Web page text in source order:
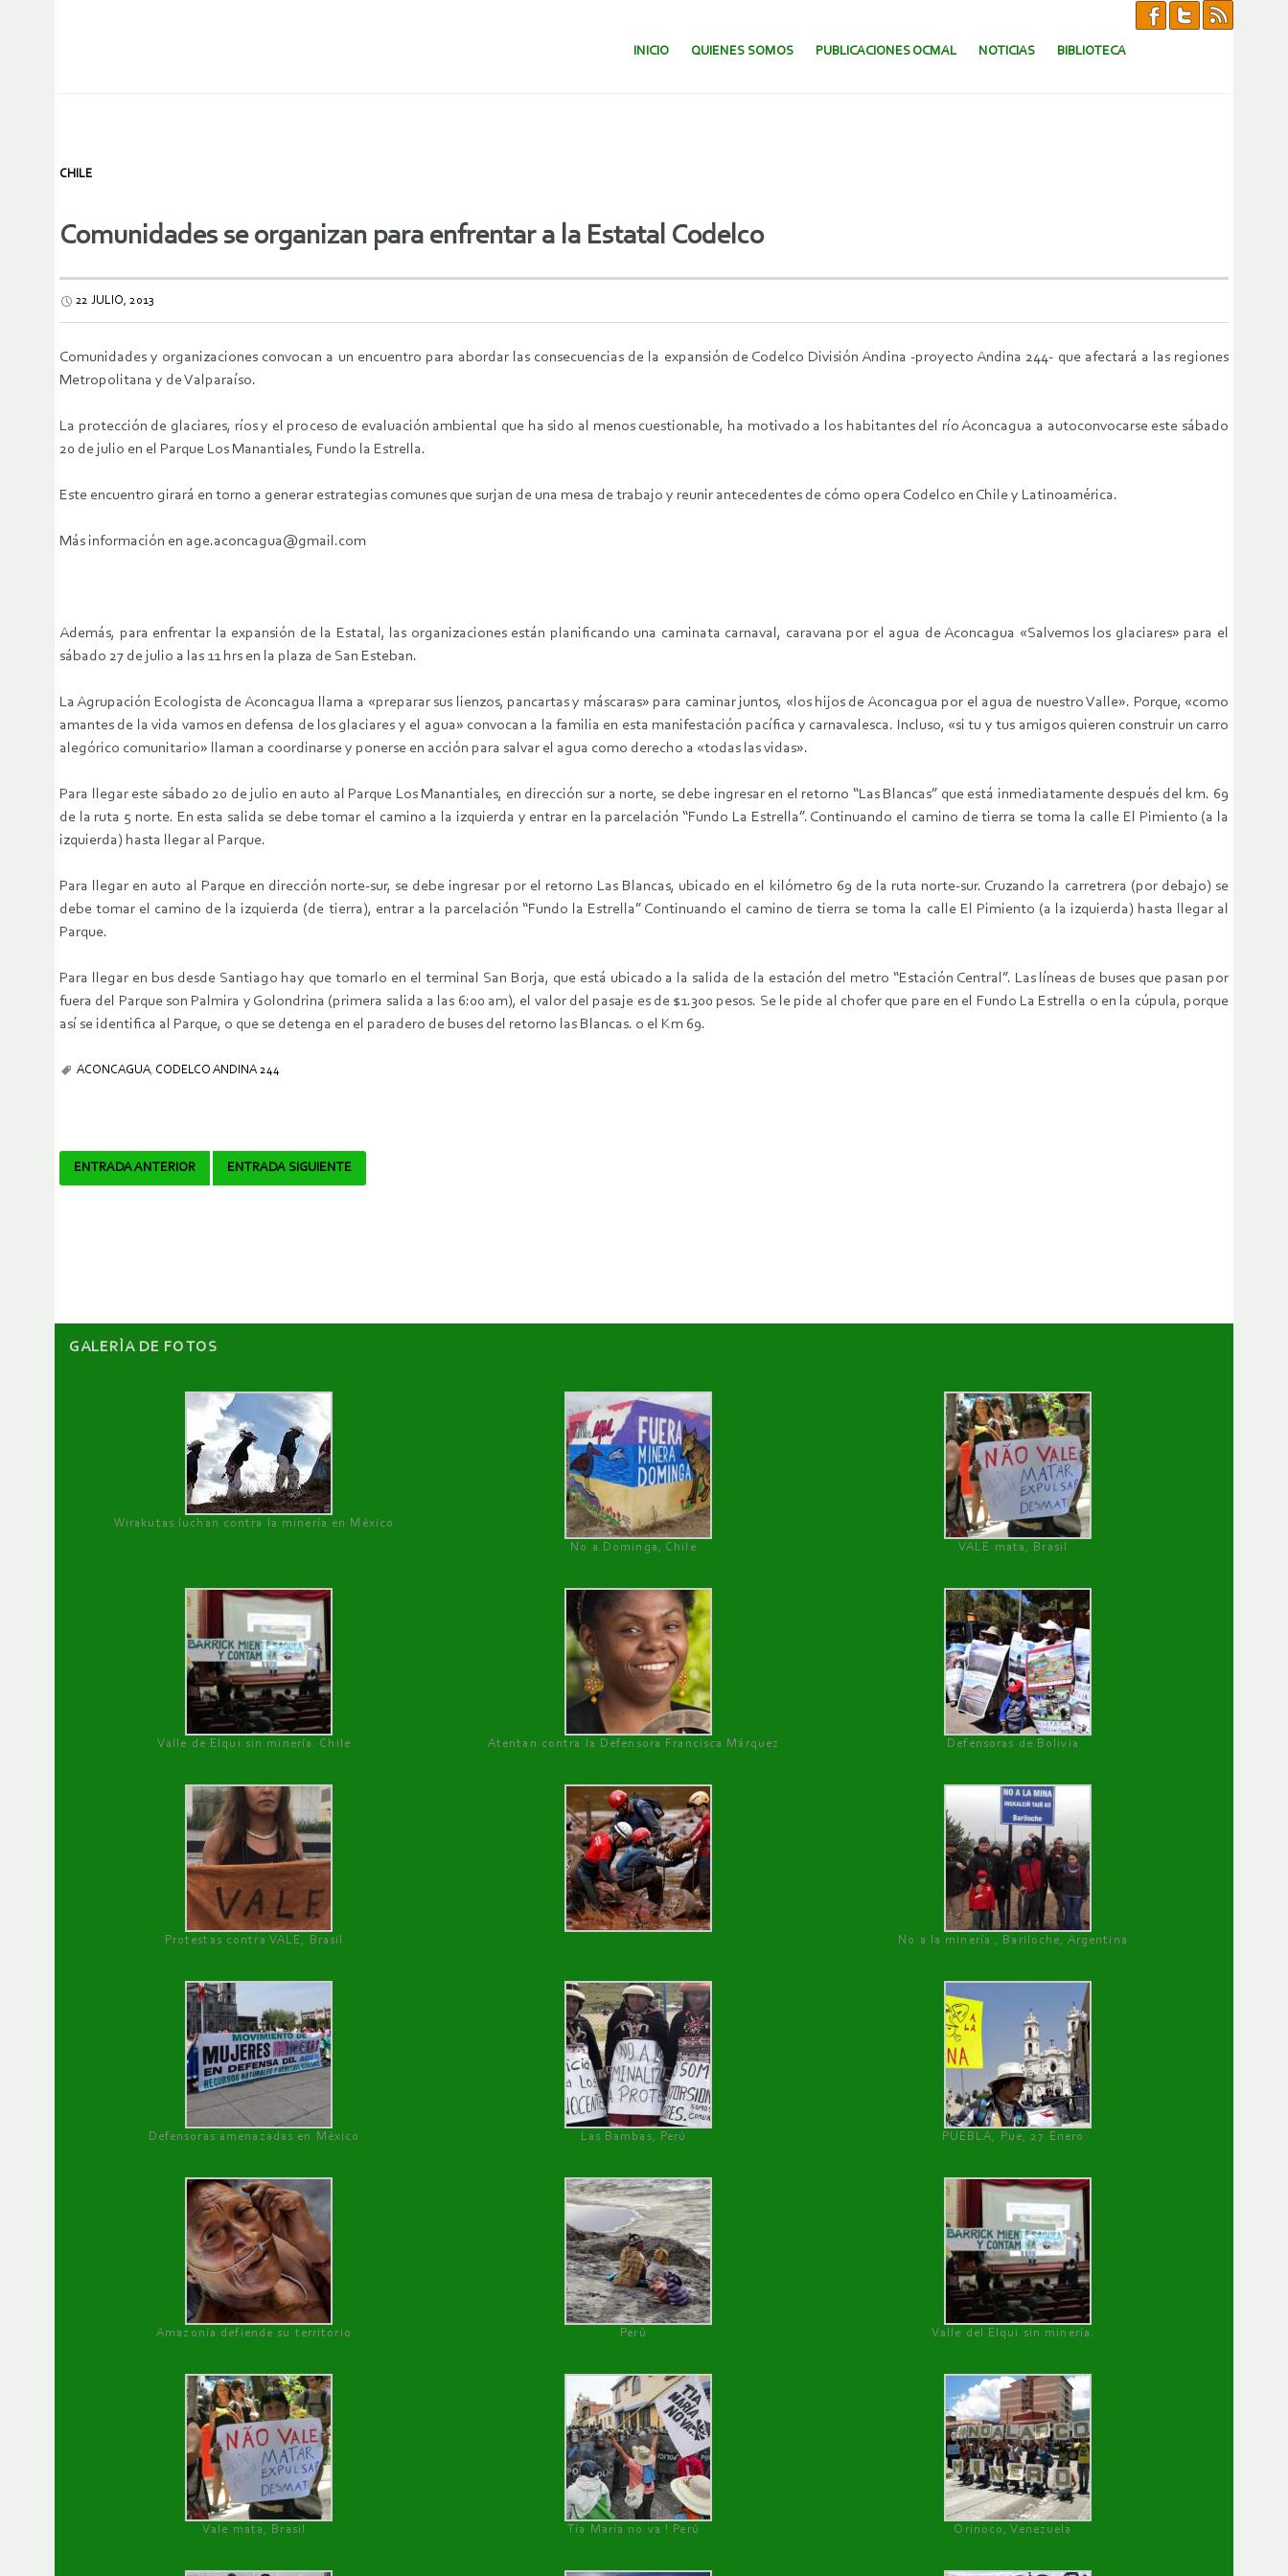
SALTAR AL CONTENIDO.
INICIO QUIENES SOMOS PUBLICACIONES OCMAL NOTICIAS BIBLIOTECA
CHILE
Comunidades se organizan para enfrentar a la Estatal Codelco
22 JULIO, 2013
Comunidades y organizaciones convocan a un encuentro para abordar las consecuencias de la expansión de Codelco División Andina -proyecto Andina 244- que afectará a las regiones
Metropolitana y de Valparaíso.
La protección de glaciares, ríos y el proceso de evaluación ambiental que ha sido al menos cuestionable, ha motivado a los habitantes del río Aconcagua a autoconvocarse este sábado
20 de julio en el Parque Los Manantiales, Fundo la Estrella.
Este encuentro girará en torno a generar estrategias comunes que surjan de una mesa de trabajo y reunir antecedentes de cómo opera Codelco en Chile y Latinoamérica.
Más información en age.aconcagua@gmail.com
Además, para enfrentar la expansión de la Estatal, las organizaciones están planificando una caminata carnaval, caravana por el agua de Aconcagua «Salvemos los glaciares» para el
sábado 27 de julio a las 11 hrs en la plaza de San Esteban.
La Agrupación Ecologista de Aconcagua llama a «preparar sus lienzos, pancartas y máscaras» para caminar juntos, «los hijos de Aconcagua por el agua de nuestro Valle». Porque, «como
amantes de la vida vamos en defensa de los glaciares y el agua» convocan a la familia en esta manifestación pacífica y carnavalesca. Incluso, «si tu y tus amigos quieren construir un carro
alegórico comunitario» llaman a coordinarse y ponerse en acción para salvar el agua como derecho a «todas las vidas».
Para llegar este sábado 20 de julio en auto al Parque Los Manantiales, en dirección sur a norte, se debe ingresar en el retorno “Las Blancas” que está inmediatamente después del km. 69
de la ruta 5 norte. En esta salida se debe tomar el camino a la izquierda y entrar en la parcelación “Fundo La Estrella”. Continuando el camino de tierra se toma la calle El Pimiento (a la
izquierda) hasta llegar al Parque.
Para llegar en auto al Parque en dirección norte-sur, se debe ingresar por el retorno Las Blancas, ubicado en el kilómetro 69 de la ruta norte-sur. Cruzando la carretrera (por debajo) se
debe tomar el camino de la izquierda (de tierra), entrar a la parcelación “Fundo la Estrella” Continuando el camino de tierra se toma la calle El Pimiento (a la izquierda) hasta llegar al
Parque.
Para llegar en bus desde Santiago hay que tomarlo en el terminal San Borja, que está ubicado a la salida de la estación del metro “Estación Central”. Las líneas de buses que pasan por
fuera del Parque son Palmira y Golondrina (primera salida a las 6:00 am), el valor del pasaje es de $1.300 pesos. Se le pide al chofer que pare en el Fundo La Estrella o en la cúpula, porque
así se identifica al Parque, o que se detenga en el paradero de buses del retorno las Blancas. o el Km 69.
ACONCAGUA, CODELCO ANDINA 244
Navegador
ENTRADA ANTERIOR ENTRADA SIGUIENTE
GALERÌA DE FOTOS
Wirakutas luchan contra la minería en México
No a Dominga, Chile
VALE mata, Brasil
Valle de Elqui sin minería. Chile Atentan contra la Defensora Francisca Márquez Defensoras de Bolivia
Protestas contra VALE, Brasil No a la minería , Bariloche, Argentina
Defensoras amenazadas en México Las Bambas, Perú PUEBLA, Pue, 27 Enero
Amazonía defiende su territorio Perú Valle del Elqui sin minería.
Vale mata, Brasil Tía María no va ! Perú Orinoco, Venezuela